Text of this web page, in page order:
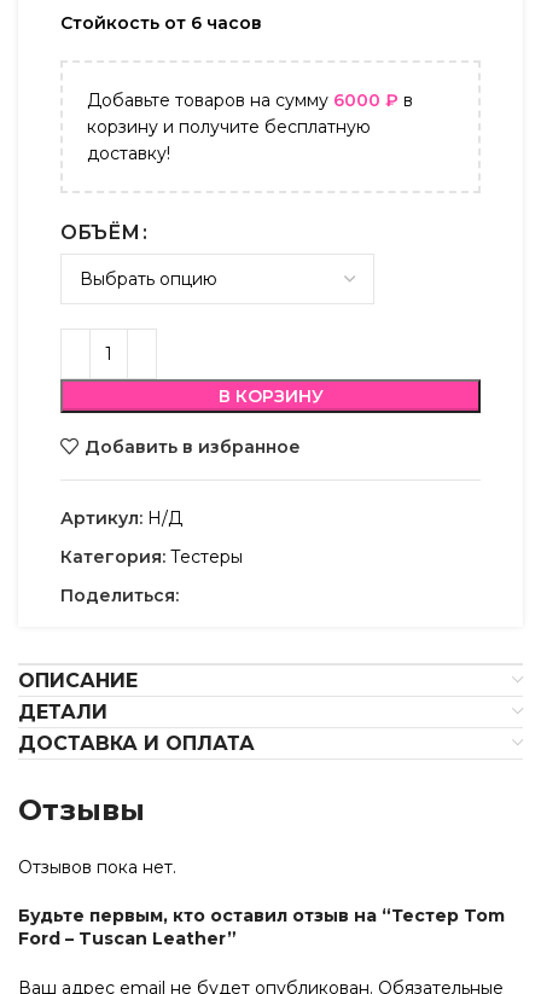
Стойкость от 6 часов
Добавьте товаров на сумму 6000 ₽ в
корзину и получите бесплатную
доставку!
ОБЪЁМ
В КОРЗИНУ
Добавить в избранное
Артикул: Н/Д
Категория: Тестеры
Поделиться:
ОПИСАНИЕ
ДЕТАЛИ
ДОСТАВКА И ОПЛАТА
Отзывы
Отзывов пока нет.
Будьте первым, кто оставил отзыв на “Тестер Tom
Ford – Tuscan Leather”
Ваш адрес email не будет опубликован. Обязательные